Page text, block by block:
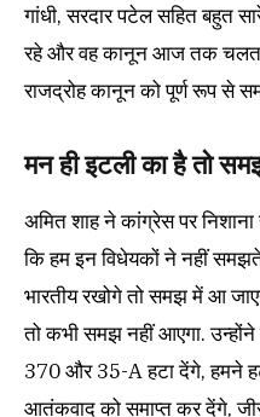
गांधी, सरदार पटेल सहित बहुत
रहे और वह कानून आज तक चलता
राजद्रोह कानून को पूर्ण रूप से
मन ही इटली का है तो
अमित शाह ने कांग्रेस पर
कि हम इन विधेयकों ने नहीं
भारतीय रखोगे तो समझ में आ
तो कभी समझ नहीं आएगा.
370 और 35-A हटा देंगे, हमने
आतंकवाद को समाप्त कर देंगे,